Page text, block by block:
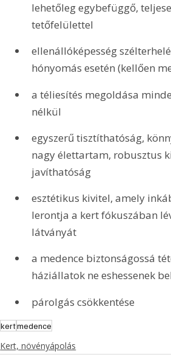
lehetőleg egybefüggő,
tetőfelülettel
ellenállóképesség
hónyomás esetén (kellően
a téliesítés megoldása
nélkül
egyszerű tisztíthatóság,
nagy élettartam, robusztus
javíthatóság
esztétikus kivitel, amely
lerontja a kert fókuszában
látványát
a medence biztonságossá
háziállatok ne eshessenek
párolgás csökkentése
kertmedence
Kert, növényápolás